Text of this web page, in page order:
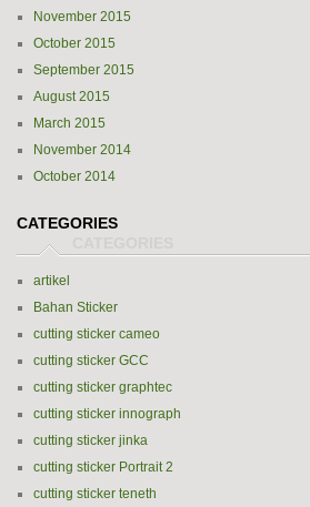
November 2015
October 2015
September 2015
August 2015
March 2015
November 2014
October 2014
CATEGORIES
artikel
Bahan Sticker
cutting sticker cameo
cutting sticker GCC
cutting sticker graphtec
cutting sticker innograph
cutting sticker jinka
cutting sticker Portrait 2
cutting sticker teneth